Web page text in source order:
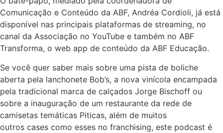
Comunicação e Conteúdo da ABF, Andréa Cordioli, já está
disponível nas principais plataformas de streaming, no
canal da Associação no YouTube e também no ABF
Transforma, o web app de conteúdo da ABF Educação.
Se você quer saber mais sobre uma pista de boliche
aberta pela lanchonete Bob’s, a nova vinícola encampada
pela tradicional marca de calçados Jorge Bischoff ou
sobre a inauguração de um restaurante da rede de
camisetas temáticas Piticas, além de muitos
outros cases como esses no franchising, este podcast é